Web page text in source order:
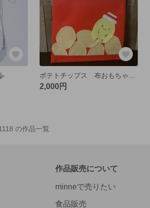
2,000円
の作品一覧
作品販売について
minneで売りたい
食品販売